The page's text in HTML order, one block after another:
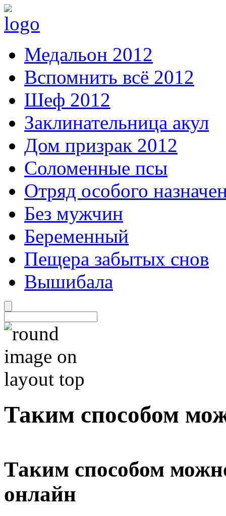
Медальон 2012
Вспомнить всё 2012
Шеф 2012
Заклинательница акул
Дом призрак 2012
Соломенные псы
Отряд особого
Без мужчин
Беременный
Пещера забытых снов
Вышибала
Таким способом
Таким способом
онлайн